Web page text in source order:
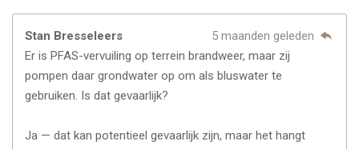
Stan Bresseleers
5 maanden geleden
Er is PFAS-vervuiling op terrein brandweer, maar zij
pompen daar grondwater op om als bluswater te
gebruiken. Is dat gevaarlijk?
Ja — dat kan potentieel gevaarlijk zijn, maar het hangt